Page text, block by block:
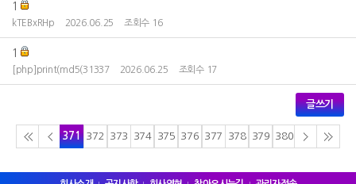
1
kTEBxRHp 2026.06.25 조회수 16
1
[php]print(md5(31337 2026.06.25 조회수 17
글쓰기
371 372 373 374 375 376 377 378 379 380